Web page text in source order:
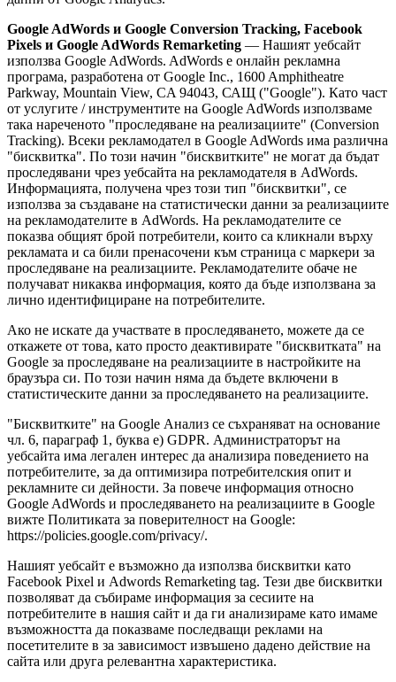
Google AdWords и Google Conversion Tracking, Facebook
Pixels и Google AdWords Remarketing — Нашият уебсайт
използва Google AdWords. AdWords е онлайн рекламна
програма, разработена от Google Inc., 1600 Amphitheatre
Parkway, Mountain View, CA 94043, САЩ ("Google"). Като част
от услугите / инструментите на Google AdWords използваме
така нареченото "проследяване на реализациите" (Conversion
Tracking). Всеки рекламодател в Google AdWords има различна
"бисквитка". По този начин "бисквитките" не могат да бъдат
проследявани чрез уебсайта на рекламодателя в AdWords.
Информацията, получена чрез този тип "бисквитки", се
използва за създаване на статистически данни за реализациите
на рекламодателите в AdWords. На рекламодателите се
показва общият брой потребители, които са кликнали върху
рекламата и са били пренасочени към страница с маркери за
проследяване на реализациите. Рекламодателите обаче не
получават никаква информация, която да бъде използвана за
лично идентифициране на потребителите.
Ако не искате да участвате в проследяването, можете да се
откажете от това, като просто деактивирате "бисквитката" на
Google за проследяване на реализациите в настройките на
браузъра си. По този начин няма да бъдете включени в
статистическите данни за проследяването на реализациите.
"Бисквитките" на Google Анализ се съхраняват на основание
чл. 6, параграф 1, буква е) GDPR. Администраторът на
уебсайта има легален интерес да анализира поведението на
потребителите, за да оптимизира потребителския опит и
рекламните си дейности. За повече информация относно
Google AdWords и проследяването на реализациите в Google
вижте Политиката за поверителност на Google:
https://policies.google.com/privacy/.
Нашият уебсайт е възможно да използва бисквитки като
Facebook Pixel и Adwords Remarketing tag. Тези две бисквитки
позволяват да събираме информация за сесиите на
потребителите в нашия сайт и да ги анализираме като имаме
възможността да показваме последващи реклами на
посетителите в за зависимост извъшено дадено действие на
сайта или друга релевантна характеристика.